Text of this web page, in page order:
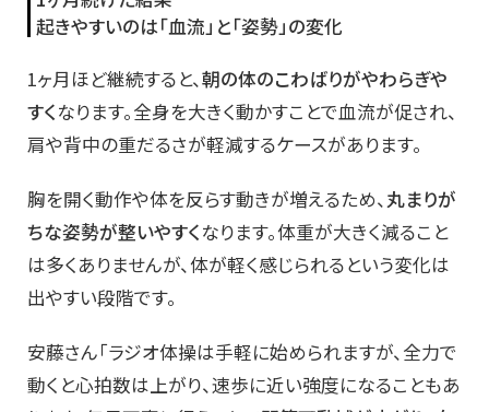
起きやすいのは「血流」と「姿勢」の変化
1ヶ月ほど継続すると、朝の体のこわばりがやわらぎや
すくなります。全身を大きく動かすことで血流が促され、
肩や背中の重だるさが軽減するケースがあります。
胸を開く動作や体を反らす動きが増えるため、丸まりが
ちな姿勢が整いやすくなります。体重が大きく減ること
は多くありませんが、体が軽く感じられるという変化は
出やすい段階です。
安藤さん「ラジオ体操は手軽に始められますが、全力で
動くと心拍数は上がり、速歩に近い強度になることもあ